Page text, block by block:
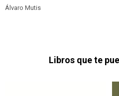
Álvaro Mutis
Libros que te